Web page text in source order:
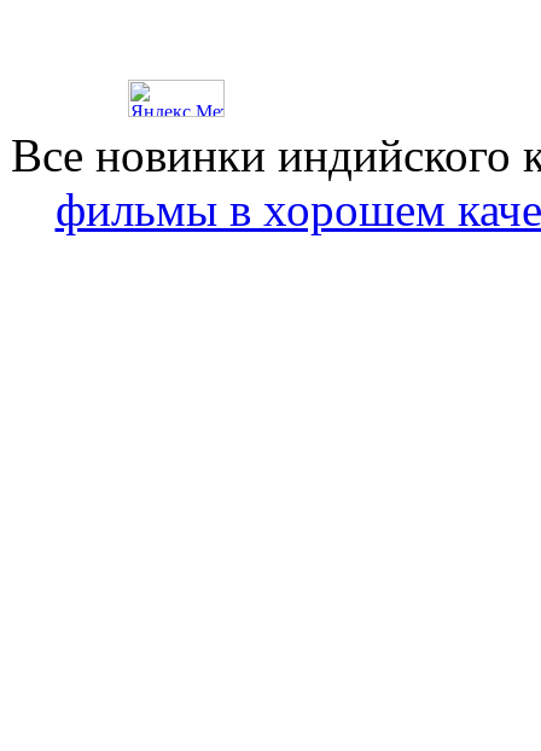
Все новинки
фильмы в хорошем